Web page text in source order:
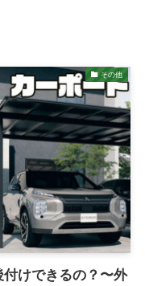
その他
付けできるの？〜外